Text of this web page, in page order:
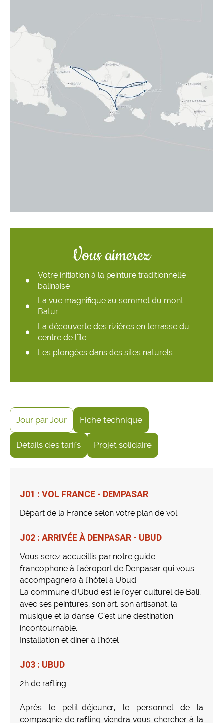
Vous aimerez
Votre initiation à la peinture traditionnelle
balinaise
La vue magnifique au sommet du mont
Batur
La découverte des rizières en terrasse du
centre de l'île
Les plongées dans des sites naturels
Jour par Jour Fiche technique
Détails des tarifs Projet solidaire
J01 : VOL FRANCE - DEMPASAR
Départ de la France selon votre plan de vol.
J02 : ARRIVÉE À DENPASAR - UBUD
Vous serez accueillis par notre guide
francophone à l'aéroport de Denpasar qui vous
accompagnera à l’hôtel à Ubud.
La commune d'Ubud est le foyer culturel de Bali,
avec ses peintures, son art, son artisanat, la
musique et la danse. C’est une destination
incontournable.
Installation et diner à l’hôtel
J03 : UBUD
2h de rafting
Après le petit-déjeuner, le personnel de la
compagnie de rafting viendra vous chercher à la